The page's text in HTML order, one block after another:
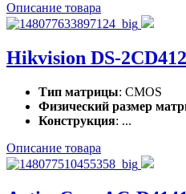
Описание товара
Hikvision DS-
Тип матрицы: CMOS
Физический размер
Конструкция: ...
Описание товара